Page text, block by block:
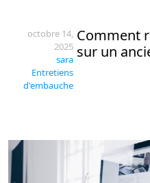
octobre 14,
2025
sara
Entretiens
d'embauche
Comment
sur un